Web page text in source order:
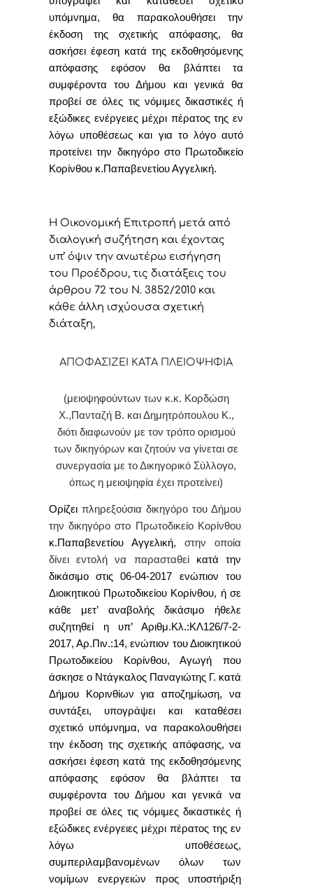
υπόμνημα, θα παρακολουθήσει την
έκδοση της σχετικής απόφασης, θα
ασκήσει έφεση κατά της εκδοθησόμενης
απόφασης εφόσον θα βλάπτει τα
συμφέροντα του Δήμου και γενικά θα
προβεί σε όλες τις νόμιμες δικαστικές ή
εξώδικες ενέργειες μέχρι πέρατος της εν
λόγω υποθέσεως και για το λόγο αυτό
προτείνειτην δικηγόρο στο Πρωτοδικείο
Κορίνθου κ.Παπαβενετίου Αγγελική.
Η Οικονομική Επιτροπή μετά από
διαλογική συζήτηση και έχοντας
υπ’ όψιν την ανωτέρω εισήγηση
του Προέδρου, τις διατάξεις του
άρθρου 72 του Ν. 3852/2010 και
κάθε άλλη ισχύουσα σχετική
διάταξη,
ΑΠΟΦΑΣΙΖΕΙ ΚΑΤΑ ΠΛΕΙΟΨΗΦΙΑ
(μειοψηφούντων των κ.κ. Κορδώση
Χ.,Πανταζή Β. και Δημητρόπουλου Κ.,
διότι διαφωνούν με τον τρόπο ορισμού
των δικηγόρων και ζητούν να γίνεται σε
συνεργασία με το Δικηγορικό Σύλλογο,
όπως η μειοψηφία έχει προτείνει)
Ορίζει πληρεξούσια δικηγόρο του Δήμου
την δικηγόρο στο Πρωτοδικείο Κορίνθου
κ.Παπαβενετίου Αγγελική, στην οποία
δίνει εντολήνα παρασταθεί κατά την
δικάσιμο στις 06-04-2017 ενώπιον του
Διοικητικού Πρωτοδικείου Κορίνθου, ή σε
κάθε μετ’ αναβολής δικάσιμο ήθελε
συζητηθεί η υπ’ Αριθμ.Κλ.:ΚΛ126/7-2-
2017, Αρ.Πιν.:14, ενώπιον του Διοικητικού
Πρωτοδικείου Κορίνθου, Αγωγή που
άσκησε ο Ντάγκαλος Παναγιώτης Γ. κατά
Δήμου Κορινθίων για αποζημίωση, να
συντάξει, υπογράψει και καταθέσει
σχετικό υπόμνημα, να παρακολουθήσει
την έκδοση της σχετικής απόφασης, να
ασκήσει έφεση κατά της εκδοθησόμενης
απόφασης εφόσον θα βλάπτει τα
συμφέροντα του Δήμου και γενικά να
προβεί σε όλες τις νόμιμες δικαστικές ή
εξώδικες ενέργειες μέχρι πέρατος της εν
λόγω υποθέσεως,
συμπεριλαμβανομένων όλων των
νομίμων ενεργειών προς υποστήριξη